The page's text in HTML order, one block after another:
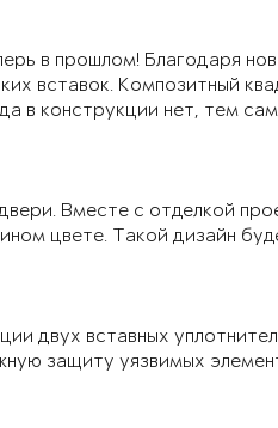
в прошлом! Благодаря
вставок. Композитный
в конструкции нет, тем
Вместе с отделкой
цвете. Такой дизайн
двух вставных
защиту уязвимых